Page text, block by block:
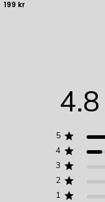
Pris
199 kr
4.8
5
4
3
2
1